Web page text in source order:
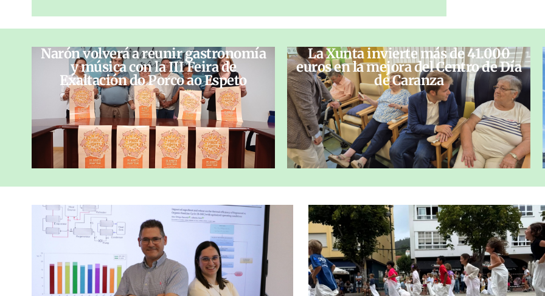
Narón volverá a reunir gastronomía
y música con la III Feira de
Exaltación do Porco ao Espeto
La Xunta invierte más de 41.000
euros en la mejora del Centro de Día
de Caranza